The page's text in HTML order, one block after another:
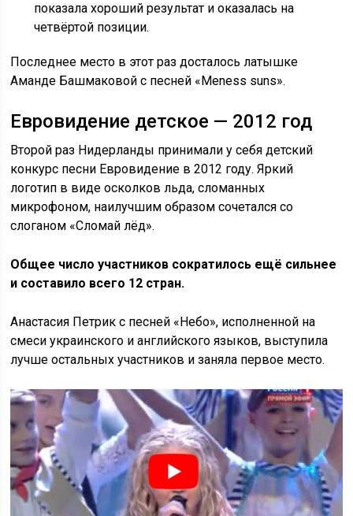
показала хороший результат и оказалась на
четвёртой позиции.
Последнее место в этот раз досталось латышке
Аманде Башмаковой с песней «Meness suns».
Евровидение детское — 2012 год
Второй раз Нидерланды принимали у себя детский
конкурс песни Евровидение в 2012 году. Яркий
логотип в виде осколков льда, сломанных
микрофоном, наилучшим образом сочетался со
слоганом «Сломай лёд».
Общее число участников сократилось ещё сильнее
и составило всего 12 стран.
Анастасия Петрик с песней «Небо», исполненной на
смеси украинского и английского языков, выступила
лучше остальных участников и заняла первое место.